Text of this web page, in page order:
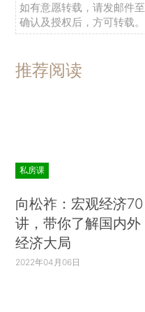
如有意愿转载，请发邮件至
确认及授权后，方可转载。
推荐阅读
私房课
向松祚：宏观经济70
讲，带你了解国内外
经济大局
2022年04月06日